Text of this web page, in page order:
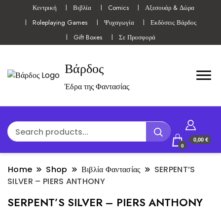
Κεντρική Βιβλία Comics
Αξεσουάρ & Δώρα
Roleplaying Games
Ψυχαγωγία
Εκδόσεις Βάρδος
Gift Boxes
Σε Προσφορά
Βάρδος
Έδρα της Φαντασίας
0
0,00 €
Home Shop Βιβλία Φαντασίας
SERPENT’S
SILVER – PIERS ANTHONY
SERPENT’S SILVER – PIERS ANTHONY